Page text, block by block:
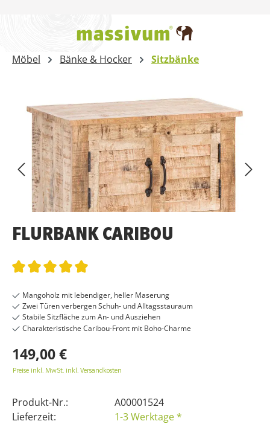
Möbel Bänke & Hocker
Sitzbänke
FLURBANK CARIBOU
Mangoholz mit lebendiger, heller Maserung
Zwei Türen verbergen Schuh- und Alltagsstauraum
Stabile Sitzfläche zum An- und Ausziehen
Charakteristische Caribou-Front mit Boho-Charme
149,00 €
Preise inkl. MwSt. inkl. Versandkosten
Produkt-Nr.:
A00001524
Lieferzeit:
1-3 Werktage *